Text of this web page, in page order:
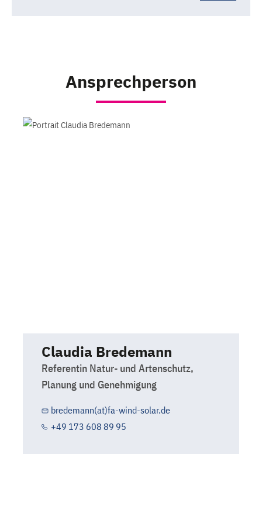
Ansprechperson
Claudia Bredemann
Referentin Natur- und Artenschutz,
Planung und Genehmigung
bredemann(at)fa-wind-solar.de
+49 173 608 89 95